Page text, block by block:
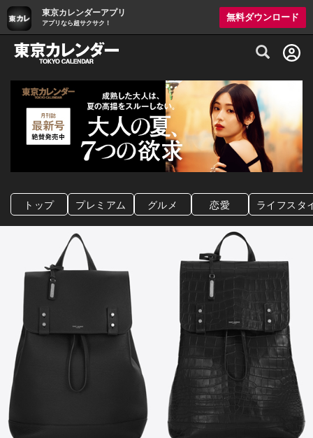
東京カレンダーアプリ
アプリなら超サクサク！
無料ダウンロード
グルメ情報・プレミアムレストラン予約
トップ プレミアム グルメ 恋愛 ライフスタ